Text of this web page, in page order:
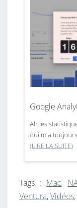
Google
Ah les
qui m'a
(LIRE LA SUITE)
Tags : Mac,
Ventura,Vidéos,